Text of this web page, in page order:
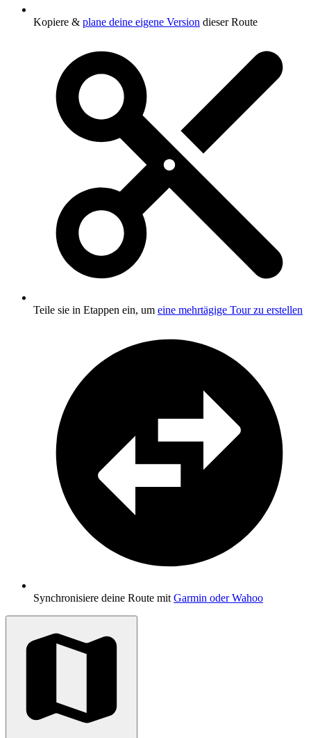
Kopiere & plane deine eigene Version dieser Route
Teile sie in Etappen ein, um eine mehrtägige Tour zu erstellen
Synchronisiere deine Route mit Garmin oder Wahoo